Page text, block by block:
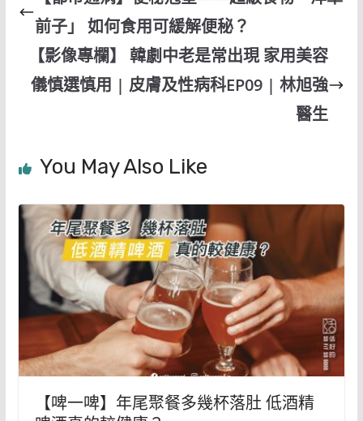
前子」 如何食用可緩解便秘？
【影像專欄】 韓劇中老是常出現 家用美容
儀慎選慎用 | 皮膚及性病科EP09 | 林旭強
醫生
You May Also Like
【啤一啤】年尾聚餐多幾杯落肚 低酒精